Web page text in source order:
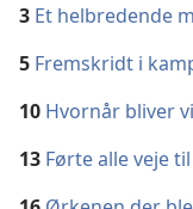
3 Et helbredende
5 Fremskridt i
10 Hvornår bliver
13 Førte alle veje